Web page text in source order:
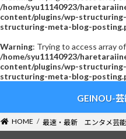
/home/syu11140923/
content/plugins/wp-
structuring-meta-blog-
Warning: Trying to access array
/home/syu11140923/
content/plugins/wp-
structuring-meta-blog-
ン
ツ
ー
シ
GEINOU-
HOME 最速・最新 エンタメ芸